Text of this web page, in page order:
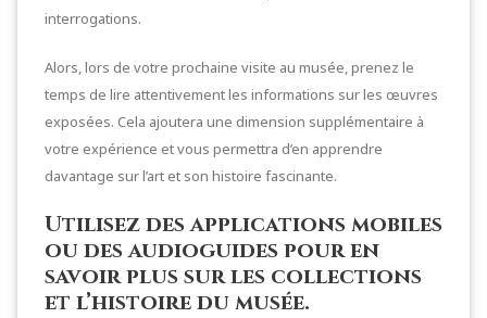
interrogations.
Alors, lors de votre prochaine visite au musée, prenez le
temps de lire attentivement les informations sur les œuvres
exposées. Cela ajoutera une dimension supplémentaire à
votre expérience et vous permettra d’en apprendre
davantage sur l’art et son histoire fascinante.
Utilisez des applications mobiles
ou des audioguides pour en
savoir plus sur les collections
et l’histoire du musée.